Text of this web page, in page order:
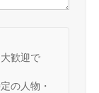
歓迎で
の人物・